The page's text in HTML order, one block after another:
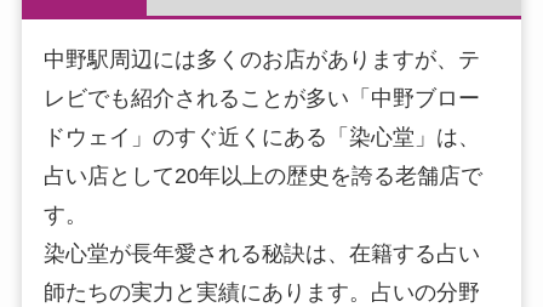
中野駅周辺には多くのお店がありますが、テ
レビでも紹介されることが多い「中野ブロー
ドウェイ」のすぐ近くにある「染心堂」は、
占い店として20年以上の歴史を誇る老舗店で
す。
染心堂が長年愛される秘訣は、在籍する占い
師たちの実力と実績にあります。占いの分野